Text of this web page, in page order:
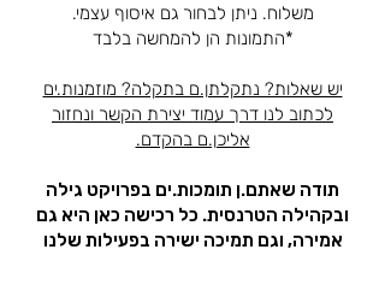
משלוח. ניתן לבחור גם איסוף עצמי.
*התמונות הן להמחשה בלבד
יש שאלות? נתקלתן.ם בתקלה? מוזמנות.ים
לכתוב לנו דרך עמוד יצירת הקשר ונחזור
אליכן.ם בהקדם.
תודה שאתם.ן תומכות.ים בפרויקט גילה
ובקהילה הטרנסית. כל רכישה כאן היא גם
אמירה, וגם תמיכה ישירה בפעילות שלנו